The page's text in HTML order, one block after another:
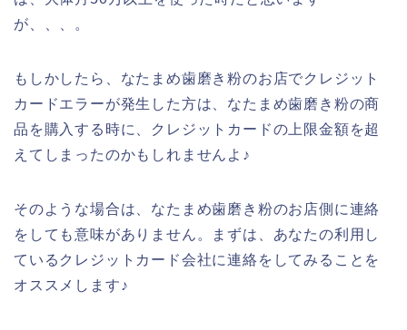
が、、、。
もしかしたら、なたまめ歯磨き粉のお店でクレジット
カードエラーが発生した方は、なたまめ歯磨き粉の商
品を購入する時に、クレジットカードの上限金額を超
えてしまったのかもしれませんよ♪
そのような場合は、なたまめ歯磨き粉のお店側に連絡
をしても意味がありません。まずは、あなたの利用し
ているクレジットカード会社に連絡をしてみることを
オススメします♪